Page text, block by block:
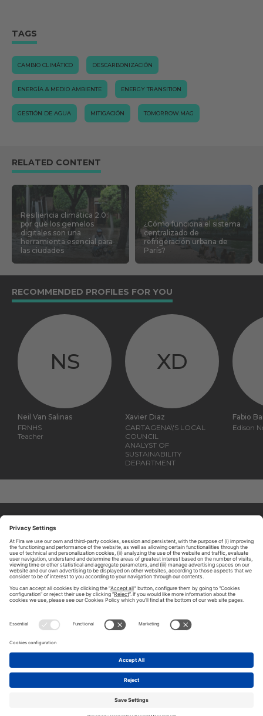
TAGS
CAMBIO CLIMÁTICO DESCARBONIZACIÓN
ENERGÍA & MEDIO AMBIENTE ENERGY TRANSITION
GESTIÓN DE AGUA MITIGACIÓN TOMORROW.MAG
RELATED CONTENT
Resiliencia climática 2.0:
por qué los gemelos
digitales son una
herramienta esencial para
las ciudades
¿Cómo funciona el sistema
centralizado de
refrigeración urbana de
París?
RECOMMENDED PROFILES FOR YOU
NS
Neil Van Salinas
FRNHS
Teacher
XD
Xavier Diaz
CARTAGENA\'S LOCAL
COUNCIL
ANALYST OF
SUSTAINABILITY
DEPARTMENT
Fabio
Edison
CONTACT US
LEGAL NOTICE